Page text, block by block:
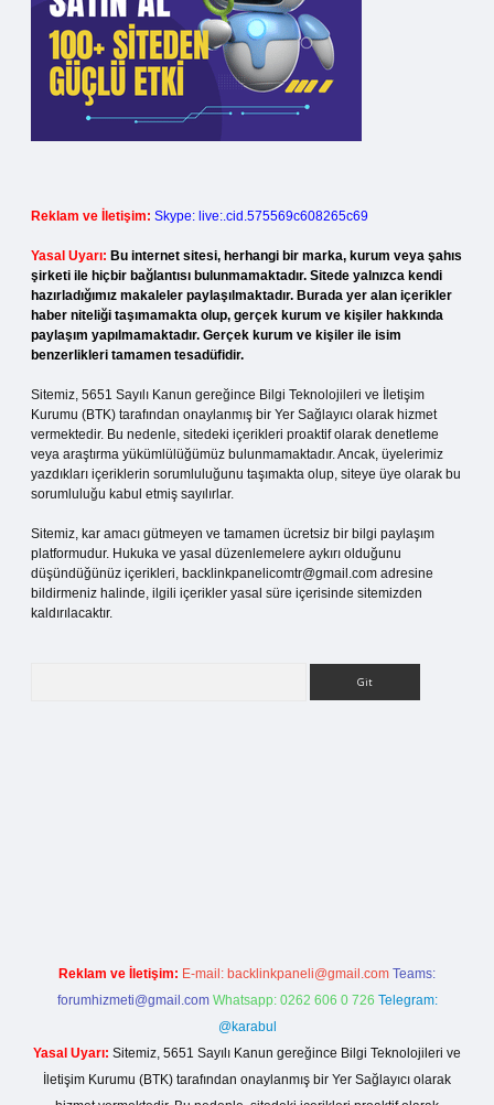
Reklam ve İletişim: Skype: live:.cid.575569c608265c69
Yasal Uyarı: Bu internet sitesi, herhangi bir marka, kurum veya şahıs
şirketi ile hiçbir bağlantısı bulunmamaktadır. Sitede yalnızca kendi
hazırladığımız makaleler paylaşılmaktadır. Burada yer alan içerikler
haber niteliği taşımamakta olup, gerçek kurum ve kişiler hakkında
paylaşım yapılmamaktadır. Gerçek kurum ve kişiler ile isim
benzerlikleri tamamen tesadüfidir.
Sitemiz, 5651 Sayılı Kanun gereğince Bilgi Teknolojileri ve İletişim
Kurumu (BTK) tarafından onaylanmış bir Yer Sağlayıcı olarak hizmet
vermektedir. Bu nedenle, sitedeki içerikleri proaktif olarak denetleme
veya araştırma yükümlülüğümüz bulunmamaktadır. Ancak, üyelerimiz
yazdıkları içeriklerin sorumluluğunu taşımakta olup, siteye üye olarak bu
sorumluluğu kabul etmiş sayılırlar.
Sitemiz, kar amacı gütmeyen ve tamamen ücretsiz bir bilgi paylaşım
platformudur. Hukuka ve yasal düzenlemelere aykırı olduğunu
düşündüğünüz içerikleri, backlinkpanelicomtr@gmail.com adresine
bildirmeniz halinde, ilgili içerikler yasal süre içerisinde sitemizden
kaldırılacaktır.
Reklam ve İletişim: E-mail: backlinkpaneli@gmail.com Teams:
forumhizmeti@gmail.com Whatsapp: 0262 606 0 726 Telegram:
@karabul
Yasal Uyarı: Sitemiz, 5651 Sayılı Kanun gereğince Bilgi Teknolojileri ve
İletişim Kurumu (BTK) tarafından onaylanmış bir Yer Sağlayıcı olarak